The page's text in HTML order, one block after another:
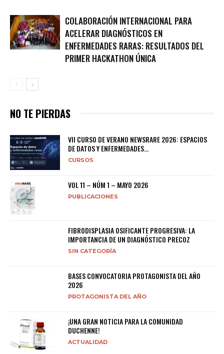
COLABORACIÓN INTERNACIONAL PARA
ACELERAR DIAGNÓSTICOS EN
ENFERMEDADES RARAS: RESULTADOS DEL
PRIMER HACKATHON ÚNICA
NO TE PIERDAS
VII CURSO DE VERANO NEWSRARE 2026: ESPACIOS
DE DATOS Y ENFERMEDADES...
CURSOS
VOL 11 – NÚM 1 – MAYO 2026
PUBLICACIONES
FIBRODISPLASIA OSIFICANTE PROGRESIVA: LA
IMPORTANCIA DE UN DIAGNÓSTICO PRECOZ
SIN CATEGORÍA
BASES CONVOCATORIA PROTAGONISTA DEL AÑO
2026
PROTAGONISTA DEL AÑO
¡UNA GRAN NOTICIA PARA LA COMUNIDAD
DUCHENNE!
ACTUALIDAD